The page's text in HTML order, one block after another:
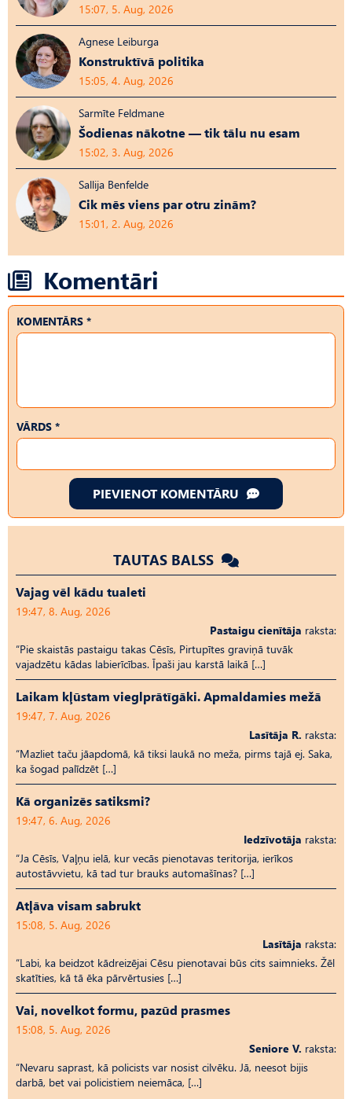
15:07, 5. Aug, 2026
Agnese Leiburga
Konstruktīvā politika
15:05, 4. Aug, 2026
Sarmīte Feldmane
Šodienas nākotne — tik tālu nu esam
15:02, 3. Aug, 2026
Sallija Benfelde
Cik mēs viens par otru zinām?
15:01, 2. Aug, 2026
Komentāri
KOMENTĀRS *
VĀRDS *
PIEVIENOT KOMENTĀRU
TAUTAS BALSS
Vajag vēl kādu tualeti
19:47, 8. Aug, 2026
Pastaigu cienītāja raksta:
“Pie skaistās pastaigu takas Cēsīs, Pirtupītes graviņā tuvāk
vajadzētu kādas labierīcības. Īpaši jau karstā laikā […]
Laikam kļūstam vieglprātīgāki. Apmaldamies mežā
19:47, 7. Aug, 2026
Lasītāja R. raksta:
“Mazliet taču jāapdomā, kā tiksi laukā no meža, pirms tajā ej. Saka,
ka šogad palīdzēt […]
Kā organizēs satiksmi?
19:47, 6. Aug, 2026
Iedzīvotāja raksta:
“Ja Cēsīs, Vaļņu ielā, kur vecās pienotavas teritorija, ierīkos
autostāvvietu, kā tad tur brauks automašīnas? […]
Atļāva visam sabrukt
15:08, 5. Aug, 2026
Lasītāja raksta:
“Labi, ka beidzot kādreizējai Cēsu pienotavai būs cits saimnieks. Žēl
skatīties, kā tā ēka pārvērtusies […]
Vai, novelkot formu, pazūd prasmes
15:08, 5. Aug, 2026
Seniore V. raksta:
“Nevaru saprast, kā policists var nosist cilvēku. Jā, neesot bijis
darbā, bet vai policistiem neiemāca, […]